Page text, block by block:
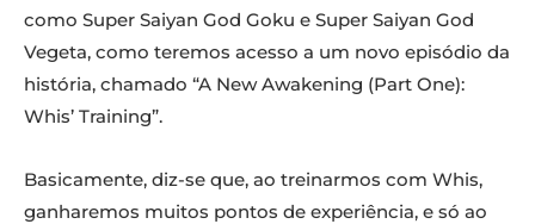
como Super Saiyan God Goku e Super Saiyan God
Vegeta, como teremos acesso a um novo episódio da
história, chamado “A New Awakening (Part One):
Whis’ Training”.
Basicamente, diz-se que, ao treinarmos com Whis,
ganharemos muitos pontos de experiência, e só ao